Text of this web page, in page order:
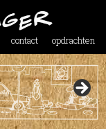
contact opdrachten